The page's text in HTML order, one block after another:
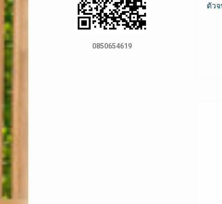
ตัว
0850654619